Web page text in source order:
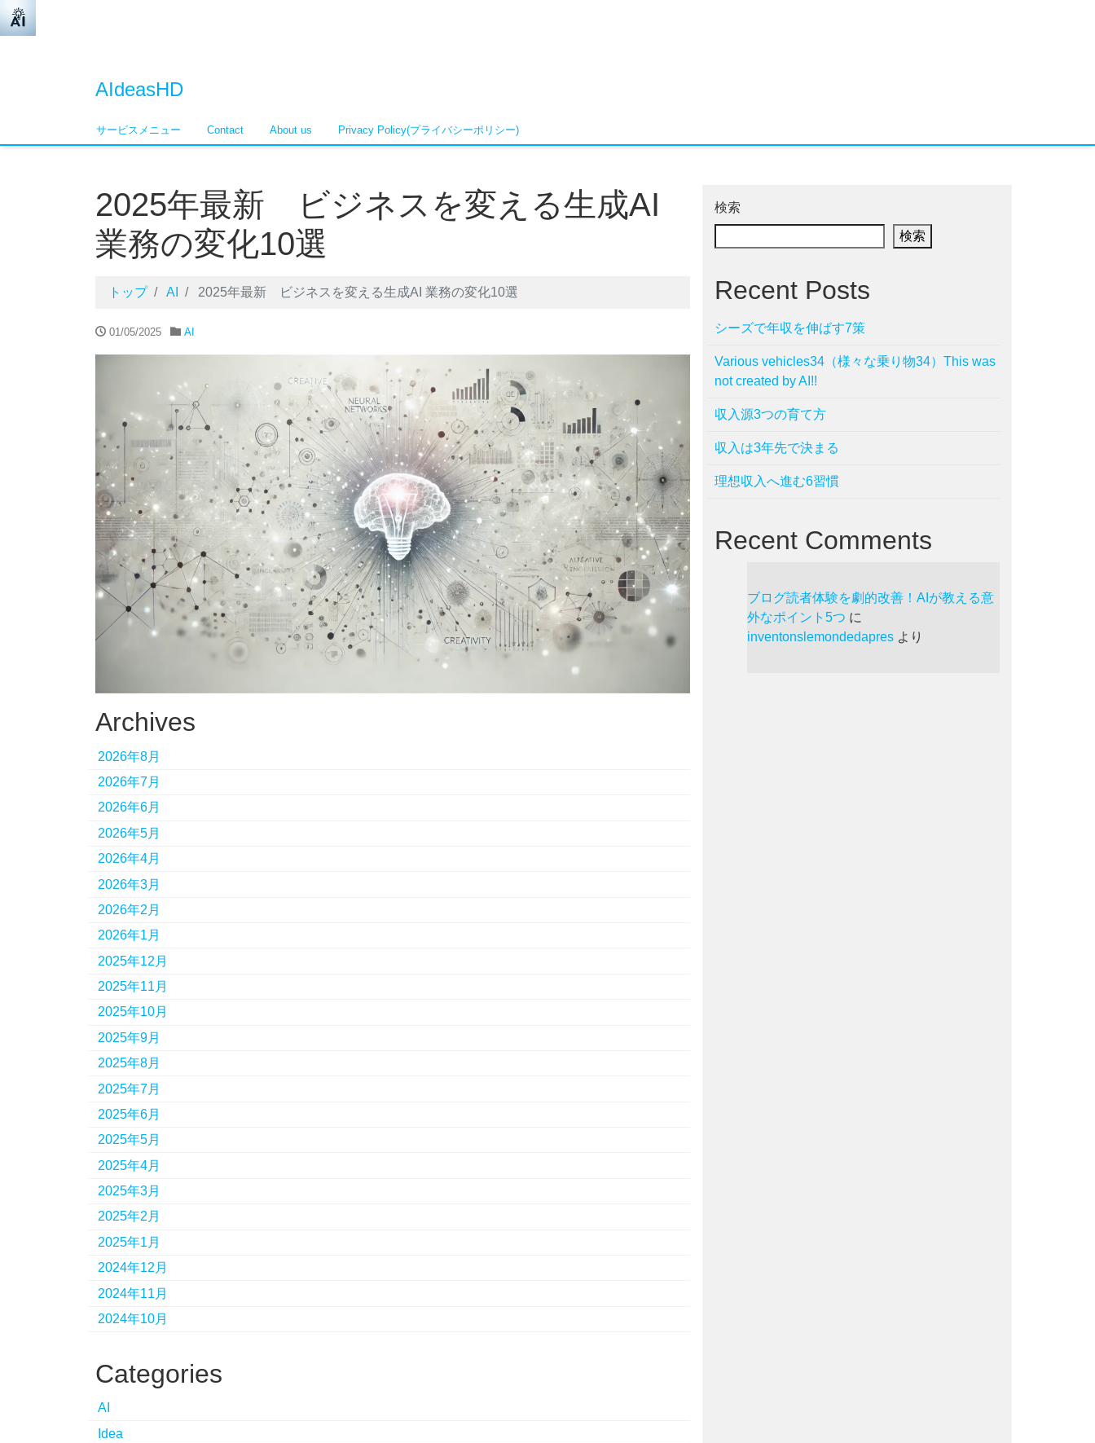
AIdeasHD
サービスメニュー Contact About us Privacy Policy(プライバシーポリシー)
2025年最新 ビジネスを変える生成AI
業務の変化10選
トップ AI 2025年最新 ビジネスを変える生成AI 業務の変化10選
01/05/2025 AI
Archives
2026年8月
2026年7月
2026年6月
2026年5月
2026年4月
2026年3月
2026年2月
2026年1月
2025年12月
2025年11月
2025年10月
2025年9月
2025年8月
2025年7月
2025年6月
2025年5月
2025年4月
2025年3月
2025年2月
2025年1月
2024年12月
2024年11月
2024年10月
Categories
AI
Idea
検索
検索
Recent Posts
シーズで年収を伸ばす7策
Various vehicles34（様々な乗り物34）This was
not created by AI!!
収入源3つの育て方
収入は3年先で決まる
理想収入へ進む6習慣
Recent Comments
ブログ読者体験を劇的改善！AIが教える意
外なポイント5つ に
inventonslemondedapres より